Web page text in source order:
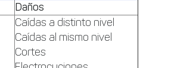
Daños
Caídas a distinto nivel
Caídas al mismo nivel
Cortes